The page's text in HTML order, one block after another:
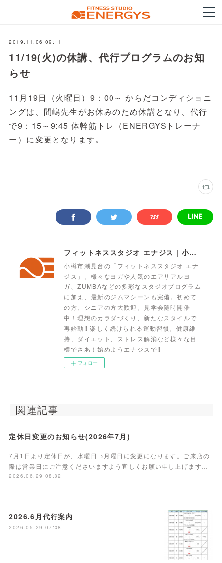
2019.11.06 09:11
11/19(火)の休講、代行プログラムのお知
らせ
11月19日（火曜日）9：00～ からだコンディショニ
ングは、間嶋先生がお休みのため休講となり、代行
で9：15～9:45 体幹筋トレ（ENERGYSトレーナ
ー）に変更となります。
フィットネススタジオ エナジス | 小樽・スポーツクラブ・ENERGYS
小樽市潮見台の「フィットネススタジオ エナ
ジス」。様々なヨガや人気のエアリアルヨ
ガ、ZUMBAなどの多彩なスタジオプログラム
に加え、最新のジムマシーンも完備。初めて
の方、シニアの方大歓迎。見学会随時開催
中！理想のカラダづくり、新たなスタイルで
再始動‼ 楽しく続けられる運動習慣。健康維
持、ダイエット、ストレス解消など様々な目
標でさあ！始めようエナジスで‼
フォロー
関連記事
定休日変更のお知らせ(2026年7月)
7月1日より定休日が、水曜日→月曜日に変更になります。ご来店の
際は営業日にご注意くださいますよう宜しくお願い申し上げます…
2026.06.29 08:32
2026.6月代行案内
2026.05.29 07:38